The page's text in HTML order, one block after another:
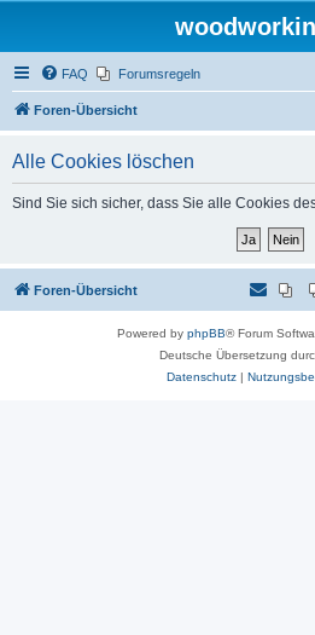
FAQ Forumsregeln
Foren-Übersicht
Alle Cookies löschen
Sind Sie sich sicher, dass Sie alle Cookies
Foren-Übersicht
Powered by phpBB® Forum
Deutsche Übersetzung
Datenschutz|